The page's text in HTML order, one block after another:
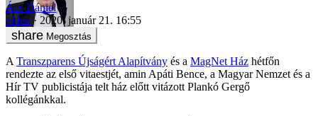
Ács Dániel
video
2020. január 21. 16:55
Megosztás
A Transzparens Újságért Alapítvány és a MagNet Ház hétfőn
rendezte az első vitaestjét, amin Apáti Bence, a Magyar Nemzet és a
Hír TV publicistája telt ház előtt vitázott Plankó Gergő
kollégánkkal.